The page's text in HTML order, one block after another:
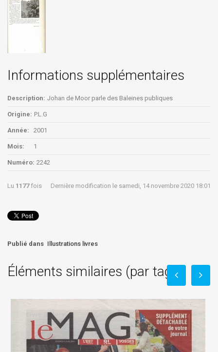
Informations supplémentaires
Description: Johan de Moor parle des Baleines publiques
Origine: P.L.G
Année: 2001
Mois: 1
Numéro: 2242
Lu 1177fois Dernière modification le samedi, 14 novembre 2020 18:01
Publié dans Illustrations livres
Éléments similaires (par tag)